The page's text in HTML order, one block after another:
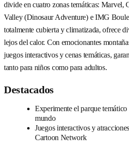
divide en cuatro zonas temáticas: Marvel,
Valley (Dinosaur Adventure) e IMG
totalmente cubierta y climatizada, ofrece
lejos del calor. Con emocionantes
juegos interactivos y cenas temáticas,
tanto para niños como para adultos.
Destacados
Experimente el parque
mundo
Juegos interactivos y
Cartoon Network